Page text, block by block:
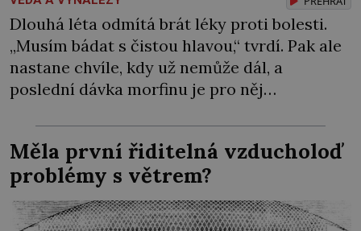
Dlouhá léta odmítá brát léky proti bolesti.
„Musím bádat s čistou hlavou,“ tvrdí. Pak ale
nastane chvíle, kdy už nemůže dál, a
poslední dávka morfinu je pro něj
psychoanalýzy Sigmunda Freuda (†1939) je
vskutku internacionální. Na svět přichází 6.
května 1856 v moravském Příboru v německy
mluvící rodině původem z polské Haliče. Už
v dětství […]
Měla první řiditelná vzducholoď
problémy s větrem?